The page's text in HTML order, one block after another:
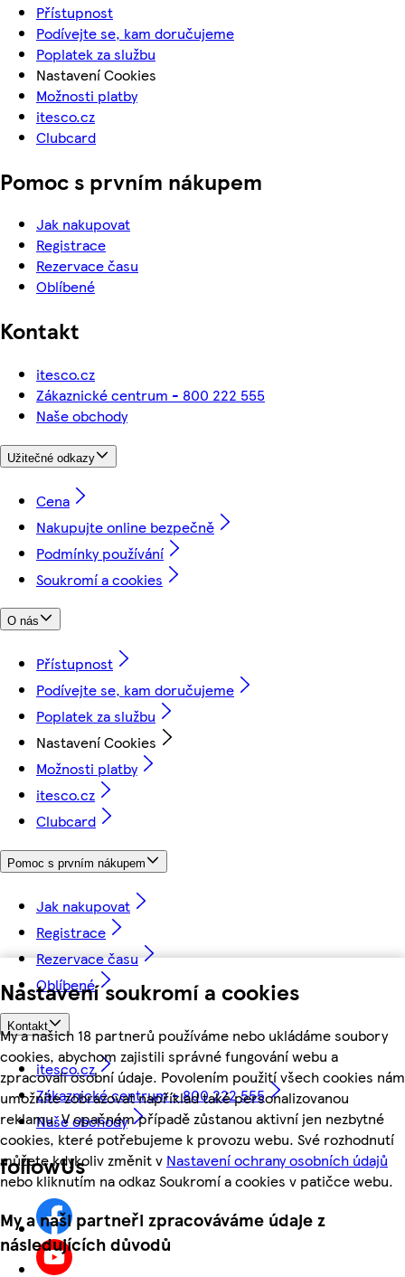
Nastavení soukromí a cookies
My a našich 18 partnerů používáme nebo ukládáme soubory
cookies, abychom zajistili správné fungování webu a
zpracovali osobní údaje. Povolením použití všech cookies nám
umožníte zobrazovat například také personalizovanou
reklamu. V opačném případě zůstanou aktivní jen nezbytné
cookies, které potřebujeme k provozu webu. Své rozhodnutí
můžete kdykoliv změnit v Nastavení ochrany osobních údajů
nebo kliknutím na odkaz Soukromí a cookies v patičce webu.
My a naši partneři zpracováváme údaje z
následujících důvodů
Přístupnost
Podívejte se, kam doručujeme
Poplatek za službu
Nastavení Cookies
Možnosti platby
itesco.cz
Clubcard
Pomoc s prvním nákupem
Jak nakupovat
Registrace
Rezervace času
Oblíbené
Kontakt
itesco.cz
Zákaznické centrum - 800 222 555
Naše obchody
Užitečné odkazy
Cena
Nakupujte online bezpečně
Podmínky používání
Soukromí a cookies
O nás
Přístupnost
Podívejte se, kam doručujeme
Poplatek za službu
Nastavení Cookies
Možnosti platby
itesco.cz
Clubcard
Pomoc s prvním nákupem
Jak nakupovat
Registrace
Rezervace času
Oblíbené
Kontakt
itesco.cz
Zákaznické centrum - 800 222 555
Naše obchody
followUs